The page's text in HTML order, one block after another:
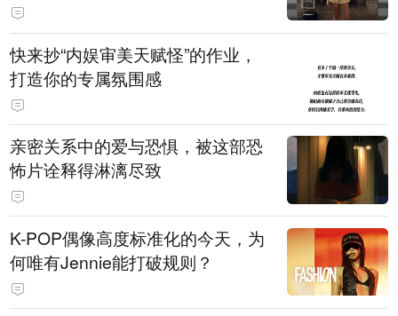
快来抄“内娱审美天赋怪”的作业，
打造你的专属氛围感
亲密关系中的爱与恐惧，被这部恐
怖片诠释得淋漓尽致
K-POP偶像高度标准化的今天，为
何唯有Jennie能打破规则？